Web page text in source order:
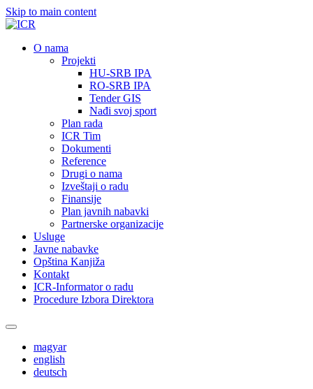
Skip to main content
О nama
Projekti
HU-SRB IPA
RO-SRB IPA
Tender GIS
Nađi svoj sport
Plan rada
ICR Tim
Dokumenti
Reference
Drugi o nama
Izveštaji o radu
Finansije
Plan javnih nabavki
Partnerske organizacije
Usluge
Javne nabavke
Opština Kanjiža
Kontakt
ICR-Informator o radu
Procedure Izbora Direktora
magyar
english
deutsch